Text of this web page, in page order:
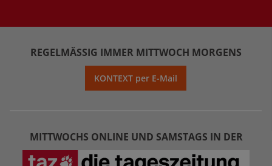
REGELMÄSSIG IMMER MITTWOCH MORGENS
KONTEXT per E-Mail
MITTWOCHS ONLINE UND SAMSTAGS IN DER